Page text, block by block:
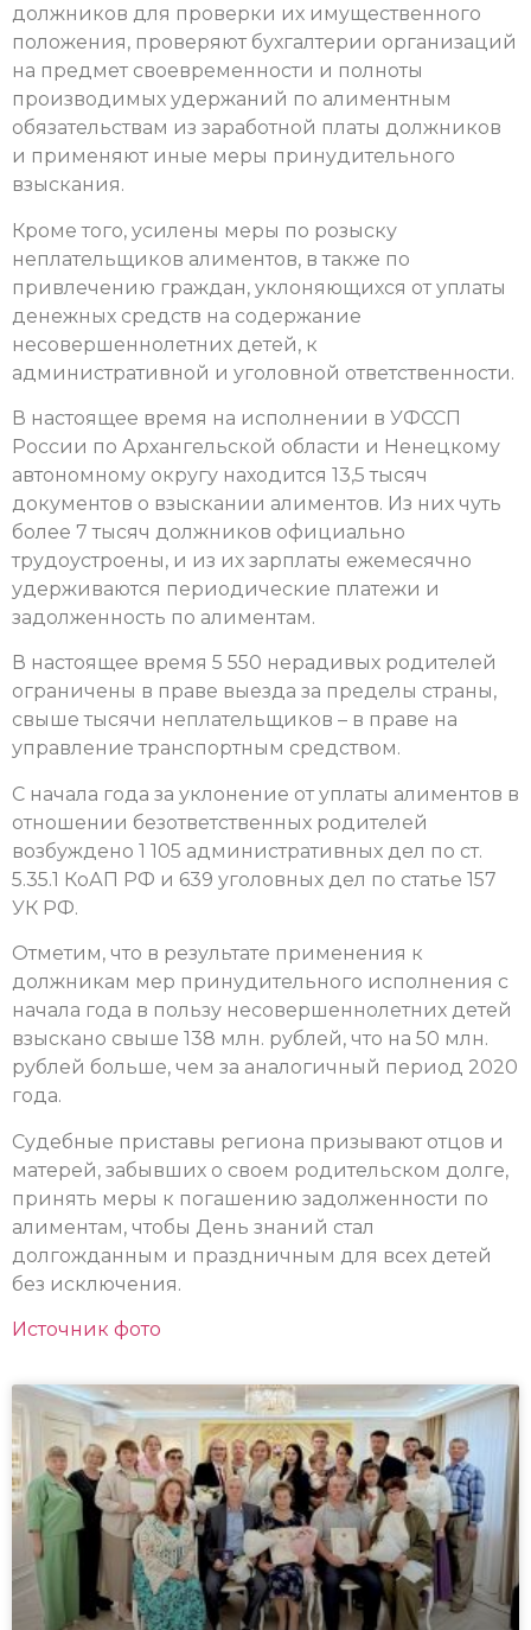
должников для проверки их имущественного
положения, проверяют бухгалтерии организаций
на предмет своевременности и полноты
производимых удержаний по алиментным
обязательствам из заработной платы должников
и применяют иные меры принудительного
взыскания.
Кроме того, усилены меры по розыску
неплательщиков алиментов, в также по
привлечению граждан, уклоняющихся от уплаты
денежных средств на содержание
несовершеннолетних детей, к
административной и уголовной ответственности.
В настоящее время на исполнении в УФССП
России по Архангельской области и Ненецкому
автономному округу находится 13,5 тысяч
документов о взыскании алиментов. Из них чуть
более 7 тысяч должников официально
трудоустроены, и из их зарплаты ежемесячно
удерживаются периодические платежи и
задолженность по алиментам.
В настоящее время 5 550 нерадивых родителей
ограничены в праве выезда за пределы страны,
свыше тысячи неплательщиков – в праве на
управление транспортным средством.
С начала года за уклонение от уплаты алиментов в
отношении безответственных родителей
возбуждено 1 105 административных дел по ст.
5.35.1 КоАП РФ и 639 уголовных дел по статье 157
УК РФ.
Отметим, что в результате применения к
должникам мер принудительного исполнения с
начала года в пользу несовершеннолетних детей
взыскано свыше 138 млн. рублей, что на 50 млн.
рублей больше, чем за аналогичный период 2020
года.
Судебные приставы региона призывают отцов и
матерей, забывших о своем родительском долге,
принять меры к погашению задолженности по
алиментам, чтобы День знаний стал
долгожданным и праздничным для всех детей
без исключения.
Источник фото